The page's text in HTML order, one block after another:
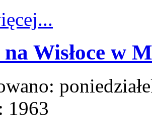
na Wisłoce w
1963